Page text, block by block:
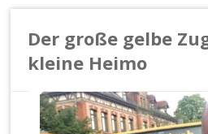
Der große gelbe
kleine Heimo